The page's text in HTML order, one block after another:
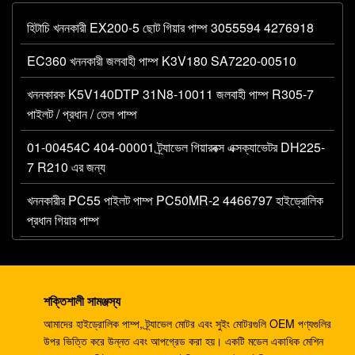
হিটাচি খননকারী EX200-5 ছোট গিয়ার পাম্প 3055594 4276918
EC360 খননকারী জলবাহী পাম্প K3V180 SA7220-00510
খননকারক K5V140DTP 31N8-10011 জলবাহী পাম্প R305-7
পাইলট / প্রধান / তেল পাম্প
01-00454C 404-00001 ট্র্যাভেল গিয়ারবক্স এক্সক্যাভেটর DH225-
7 R210 এর জন্য
খননকারীর PC55 পাইলট পাম্প PC50MR-2 4466797 হাইড্রোলিক
প্রধান গিয়ার পাম্প
খননকারী ডিএইচ 220-5 ডিএইচ 220-7 ট্র্যাভেল গিয়ারবক্স EC210
SANY235 S220LC-5
শক্তিশালী সামঞ্জস্য
আমাদের হাইড্রোলিক পাম্প, ট্র্যাভেল মোটর এবং সুইং মোটরগুলি OEM পণ্যগুলির
উপর ভিত্তি করে উন্নত এবং আপগ্রেড করা হয়। একটি মডেল একাধিক মেশিন